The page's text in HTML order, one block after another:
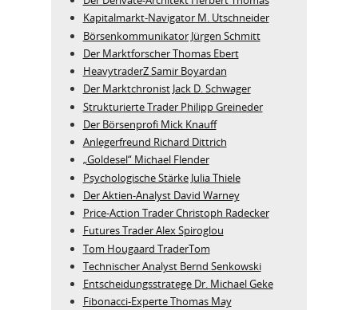
Kapitalmarkt-Navigator M. Utschneider
Börsenkommunikator Jürgen Schmitt
Der Marktforscher Thomas Ebert
HeavytraderZ Samir Boyardan
Der Marktchronist Jack D. Schwager
Strukturierte Trader Philipp Greineder
Der Börsenprofi Mick Knauff
Anlegerfreund Richard Dittrich
„Goldesel“ Michael Flender
Psychologische Stärke Julia Thiele
Der Aktien-Analyst David Warney
Price-Action Trader Christoph Radecker
Futures Trader Alex Spiroglou
Tom Hougaard TraderTom
Technischer Analyst Bernd Senkowski
Entscheidungsstratege Dr. Michael Geke
Fibonacci-Experte Thomas May